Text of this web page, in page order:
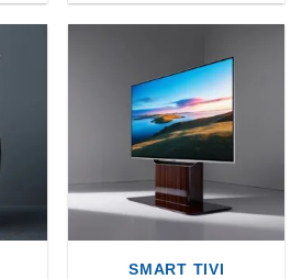
SMART TIVI